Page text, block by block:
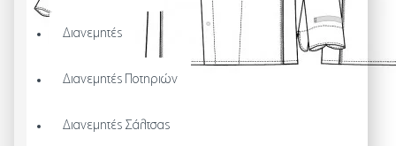
Διανεμητές
Διανεμητές Ποτηριών
Διανεμητές Σάλτσας